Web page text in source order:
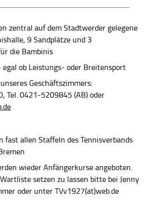
zentral auf dem Stadtwerder gelegene
9 Sandplätze und 3
die Bambinis
ob Leistungs- oder Breitensport
Geschäftszimmers:
Tel. 0421-5209845 (AB) oder
fast allen Staffeln des Tennisverbands
wieder Anfängerkurse angeboten.
setzen zu lassen bitte bei Jenny
oder unter TVv1927(at)web.de